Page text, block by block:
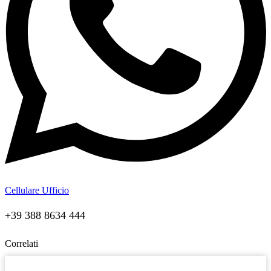
Cellulare Ufficio
+39 388 8634 444
Correlati